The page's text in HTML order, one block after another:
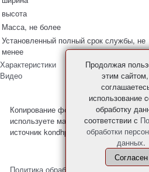
высота
Масса, не более
Установленный полный срок службы, не
менее
Характеристики
Видео
Копирование фото и материалов с
используете материалы с нашего
источник kondhp.ru
Политика обработки персональных
Продолжая
этим
использование
обработку
соответствии с
обработки
данных.
Согласен